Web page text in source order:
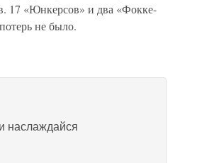
17 «Юнкерсов» и два «Фокке-
не было.
и наслаждайся